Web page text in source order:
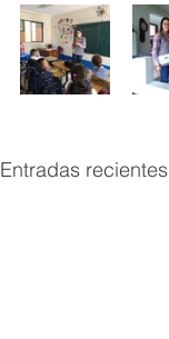
Entradas recientes